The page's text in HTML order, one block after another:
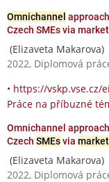
Omnichannel
Czech SMEs via
(Elizaveta Makarova)
2022, Diplomová
• https://vskp.vse.cz/
Práce na příbuzné
Omnichannel
Czech SMEsvia
(Elizaveta Makarova)
2022, Diplomová